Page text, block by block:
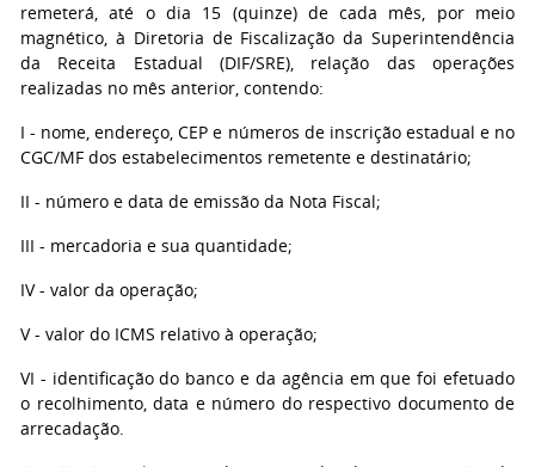
remeterá, até o dia 15 (quinze) de cada mês, por meio
magnético, à Diretoria de Fiscalização da Superintendência
da Receita Estadual (DIF/SRE), relação das operações
realizadas no mês anterior, contendo:
I - nome, endereço, CEP e números de inscrição estadual e no
CGC/MF dos estabelecimentos remetente e destinatário;
II - número e data de emissão da Nota Fiscal;
III - mercadoria e sua quantidade;
IV - valor da operação;
V - valor do ICMS relativo à operação;
VI - identificação do banco e da agência em que foi efetuado
o recolhimento, data e número do respectivo documento de
arrecadação.